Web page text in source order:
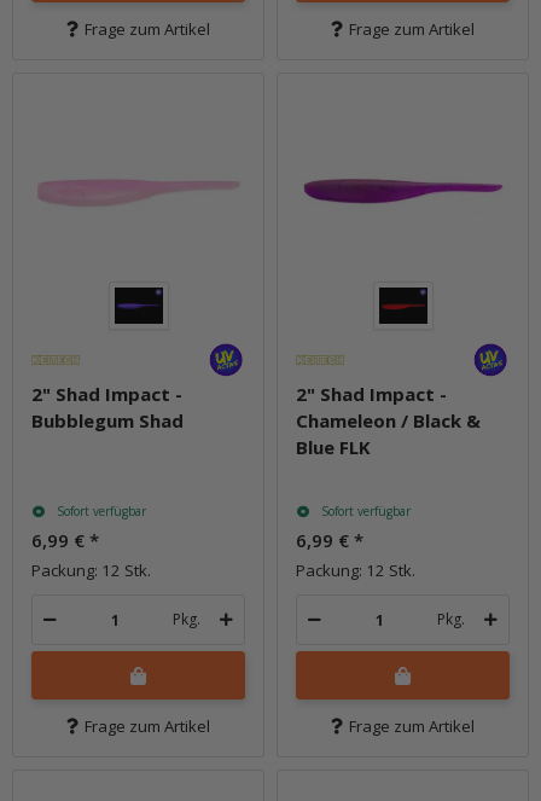
Frage zum Artikel Frage zum Artikel
2" Shad Impact -
Bubblegum Shad
Sofort verfügbar
6,99 € *
Packung: 12 Stk.
Pkg.
Frage zum Artikel
2" Shad Impact -
Chameleon / Black &
Blue FLK
Sofort verfügbar
6,99 € *
Packung: 12 Stk.
Pkg.
Frage zum Artikel